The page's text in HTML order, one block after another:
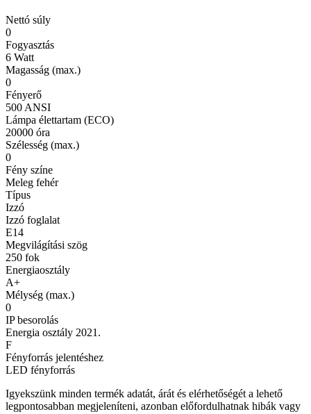
Nettó súly
0
Fogyasztás
6 Watt
Magasság (max.)
0
Fényerő
500 ANSI
Lámpa élettartam (ECO)
20000 óra
Szélesség (max.)
0
Fény színe
Meleg fehér
Típus
Izzó
Izzó foglalat
E14
Megvilágítási szög
250 fok
Energiaosztály
A+
Mélység (max.)
0
IP besorolás
Energia osztály 2021.
F
Fényforrás jelentéshez
LED fényforrás
Igyekszünk minden termék adatát, árát és elérhetőségét a lehető
legpontosabban megjeleníteni, azonban előfordulhatnak hibák vagy